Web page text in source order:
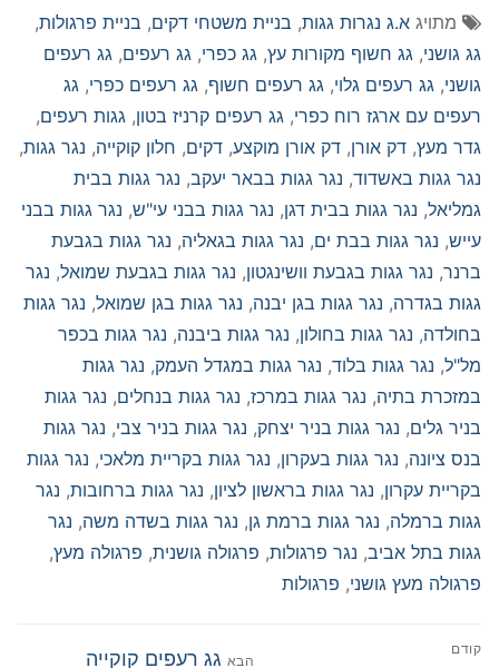
מתויג א.ג נגרות גגות, בניית משטחי דקים, בניית פרגולות,
גג גושני, גג חשוף מקורות עץ, גג כפרי, גג רעפים, גג רעפים
גושני, גג רעפים גלוי, גג רעפים חשוף, גג רעפים כפרי, גג
רעפים עם ארגז רוח כפרי, גג רעפים קרניז בטון, גגות רעפים,
גדר מעץ, דק אורן, דק אורן מוקצע, דקים, חלון קוקייה, נגר גגות,
נגר גגות באשדוד, נגר גגות בבאר יעקב, נגר גגות בבית
גמליאל, נגר גגות בבית דגן, נגר גגות בבני עי"ש, נגר גגות בבני
עייש, נגר גגות בבת ים, נגר גגות בגאליה, נגר גגות בגבעת
ברנר, נגר גגות בגבעת וושינגטון, נגר גגות בגבעת שמואל, נגר
גגות בגדרה, נגר גגות בגן יבנה, נגר גגות בגן שמואל, נגר גגות
בחולדה, נגר גגות בחולון, נגר גגות ביבנה, נגר גגות בכפר
מל"ל, נגר גגות בלוד, נגר גגות במגדל העמק, נגר גגות
במזכרת בתיה, נגר גגות במרכז, נגר גגות בנחלים, נגר גגות
בניר גלים, נגר גגות בניר יצחק, נגר גגות בניר צבי, נגר גגות
בנס ציונה, נגר גגות בעקרון, נגר גגות בקריית מלאכי, נגר גגות
בקריית עקרון, נגר גגות בראשון לציון, נגר גגות ברחובות, נגר
גגות ברמלה, נגר גגות ברמת גן, נגר גגות בשדה משה, נגר
גגות בתל אביב, נגר פרגולות, פרגולה גושנית, פרגולה מעץ,
פרגולה מעץ גושני, פרגולות
ניווט
קודם
הבא הפוסט
גג רעפים קוקייה